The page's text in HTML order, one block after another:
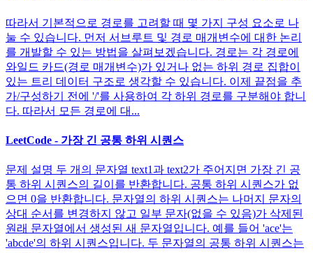
따라서 기본적으로 경로를 고려할 때 몇 가지 구성 요소로 나
눌 수 있습니다. 먼저 서브루트 및 경로 매개변수에 대한 논리
를 개발할 수 있는 방법을 살펴보겠습니다. 경로는 각 경로에
와일드 카드(경로 매개변수)가 있거나 없는 하위 경로 집합이
있는 트리 데이터 구조로 생각할 수 있습니다. 이제 끝점을 추
가/구성하기 전에 '/'를 사용하여 각 하위 경로를 구분해야 합니
다. 따라서 모든 경로에 대...
LeetCode - 가장 긴 공통 하위 시퀀스
문제 설명 두 개의 문자열 text1과 text2가 주어지면 가장 긴 공
통 하위 시퀀스의 길이를 반환합니다. 공통 하위 시퀀스가 없
으면 0을 반환합니다. 문자열의 하위 시퀀스는 나머지 문자의
상대 순서를 변경하지 않고 일부 문자(없을 수 있음)가 삭제된
원래 문자열에서 생성된 새 문자열입니다. 예를 들어 'ace'는
'abcde'의 하위 시퀀스입니다. 두 문자열의 공통 하위 시퀀스는